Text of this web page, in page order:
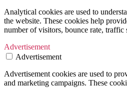
Analytical cookies are used to
the website. These cookies help
number of visitors, bounce rate, traffic
Advertisement
Advertisement
Advertisement cookies are used to
and marketing campaigns. These